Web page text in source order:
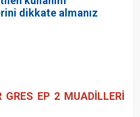
dikkate almanız
GRES EP 2 MUADİLLERİ